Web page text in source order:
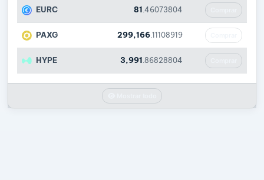
EURC 81 .46073804
PAXG 299,166 .11108919
HYPE 3,991 .86828804